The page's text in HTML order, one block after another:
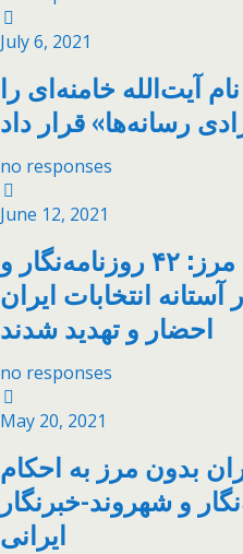
July 6, 2021
آیت‌الله خامنه‌ای را
رسانه‌ها» قرار داد
no responses
June 12, 2021
گزارشگران بدون مرز: ۴۲ روزنامه‌نگار و
انتخابات ایران
احضار و تهدید شدند
no responses
May 20, 2021
بدون مرز به احکام
و شهروند-خبرنگار
ایرانی